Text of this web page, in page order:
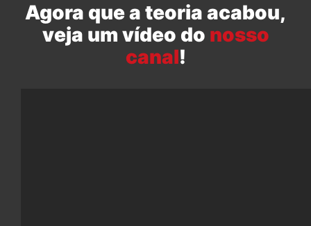
Agora que a teoria acabou,
veja um vídeo do nosso
canal!